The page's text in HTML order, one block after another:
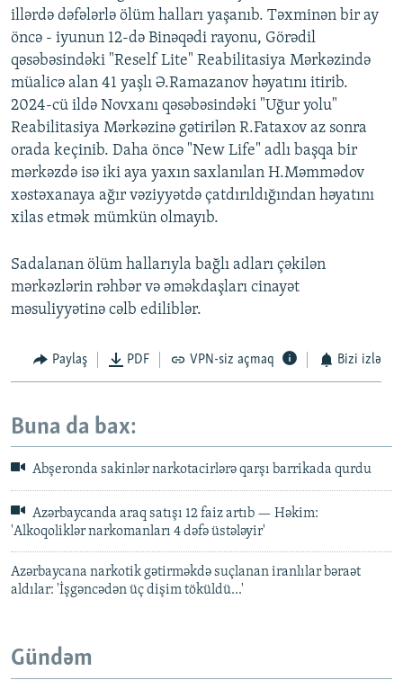
illərdə dəfələrlə ölüm halları yaşanıb. Təxminən bir ay
öncə - iyunun 12-də Binəqədi rayonu, Görədil
qəsəbəsindəki "Reself Lite" Reabilitasiya Mərkəzində
müalicə alan 41 yaşlı Ə.Ramazanov həyatını itirib.
2024-cü ildə Novxanı qəsəbəsindəki "Uğur yolu"
Reabilitasiya Mərkəzinə gətirilən R.Fataxov az sonra
orada keçinib. Daha öncə "New Life" adlı başqa bir
mərkəzdə isə iki aya yaxın saxlanılan H.Məmmədov
xəstəxanaya ağır vəziyyətdə çatdırıldığından həyatını
xilas etmək mümkün olmayıb.
Sadalanan ölüm hallarıyla bağlı adları çəkilən
mərkəzlərin rəhbər və əməkdaşları cinayət
məsuliyyətinə cəlb ediliblər.
Paylaş PDF VPN-siz açmaq Bizi izlə
Buna da bax:
Abşeronda sakinlər narkotacirlərə qarşı barrikada qurdu
Azərbaycanda araq satışı 12 faiz artıb — Həkim:
'Alkoqoliklər narkomanları 4 dəfə üstələyir'
Azərbaycana narkotik gətirməkdə suçlanan iranlılar bəraət
aldılar: 'İşgəncədən üç dişim töküldü...'
Gündəm